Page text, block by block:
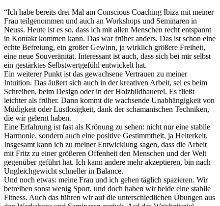
“Ich habe bereits drei Mal am Conscious Coaching Ibiza mit meiner
Frau teilgenommen und auch an Workshops und Seminaren in
Neuss. Heute ist es so, dass ich mit allen Menschen recht entspannt
in Kontakt kommen kann. Das war früher anders. Das ist schon eine
echte Befreiung, ein großer Gewinn, ja wirklich größere Freiheit,
eine neue Souveränität. Interessant ist auch, dass sich bei mir selbst
ein gestärktes Selbstwertgefühl entwickelt hat.
Ein weiterer Punkt ist das gewachsene Vertrauen zu meiner
Intuition. Das äußert sich auch in der kreativen Arbeit, sei es beim
Schreiben, beim Design oder in der Holzbildhauerei. Es fließt
leichter als früher. Dann kommt die wachsende Unabhängigkeit von
Müdigkeit oder Lustlosigkeit, dank der schamanischen Techniken,
die wir gelernt haben.
Eine Erfahrung ist fast als Krönung zu sehen: nicht nur eine stabile
Harmonie, sondern auch eine positive Gestimmtheit, ja Heiterkeit.
Insgesamt kann ich zu meiner Entwicklung sagen, dass die Arbeit
mit Fritz zu einer größeren Offenheit den Menschen und der Welt
gegenüber geführt hat. Ich kann andere mehr akzeptieren, bin nach
Ungleichgewicht schneller in Balance.
Und noch etwas: meine Frau und ich gehen täglich spazieren. Wir
betreiben sonst wenig Sport, und doch haben wir beide eine stabile
Fitness. Auch das führen wir auf die unterschiedlichen Übungen aus